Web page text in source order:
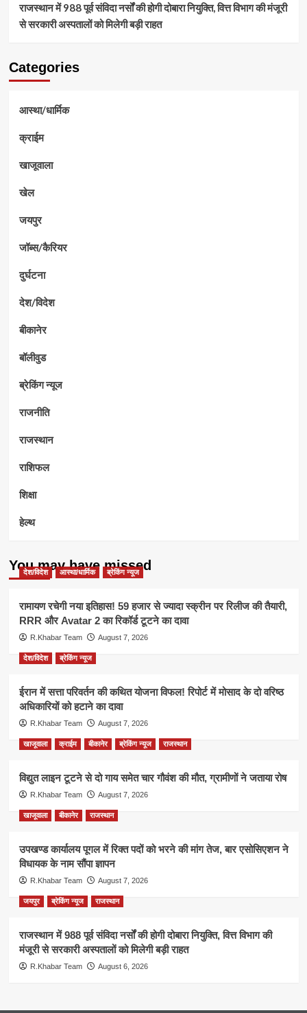
राजस्थान में 988 पूर्व संविदा नर्सों की होगी दोबारा नियुक्ति, वित्त विभाग की मंजूरी
से सरकारी अस्पतालों को मिलेगी बड़ी राहत
Categories
आस्था/धार्मिक
क्राईम
खाजूवाला
खेल
जयपुर
जॉब्स/कैरियर
दुर्घटना
देश/विदेश
बीकानेर
बॉलीवुड
ब्रेकिंग न्यूज
राजनीति
राजस्थान
राशिफल
शिक्षा
हेल्थ
You may have missed
देश/विदेश आस्था/धार्मिक ब्रेकिंग न्यूज
रामायण रचेगी नया इतिहास! 59 हजार से ज्यादा स्क्रीन पर रिलीज की तैयारी,
RRR और Avatar 2 का रिकॉर्ड टूटने का दावा
R.Khabar Team August 7, 2026
देश/विदेश ब्रेकिंग न्यूज
ईरान में सत्ता परिवर्तन की कथित योजना विफल! रिपोर्ट में मोसाद के दो वरिष्ठ
अधिकारियों को हटाने का दावा
R.Khabar Team August 7, 2026
खाजूवाला क्राईम बीकानेर ब्रेकिंग न्यूज राजस्थान
विद्युत लाइन टूटने से दो गाय समेत चार गौवंश की मौत, ग्रामीणों ने जताया रोष
R.Khabar Team August 7, 2026
खाजूवाला बीकानेर राजस्थान
उपखण्ड कार्यालय पूगल में रिक्त पदों को भरने की मांग तेज, बार एसोसिएशन ने
विधायक के नाम सौंपा ज्ञापन
R.Khabar Team August 7, 2026
जयपुर ब्रेकिंग न्यूज राजस्थान
राजस्थान में 988 पूर्व संविदा नर्सों की होगी दोबारा नियुक्ति, वित्त विभाग की
मंजूरी से सरकारी अस्पतालों को मिलेगी बड़ी राहत
R.Khabar Team August 6, 2026